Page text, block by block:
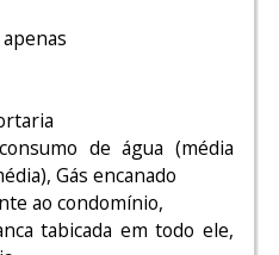
de água (média
Gás encanado
ao condomínio,
tabicada em todo ele,